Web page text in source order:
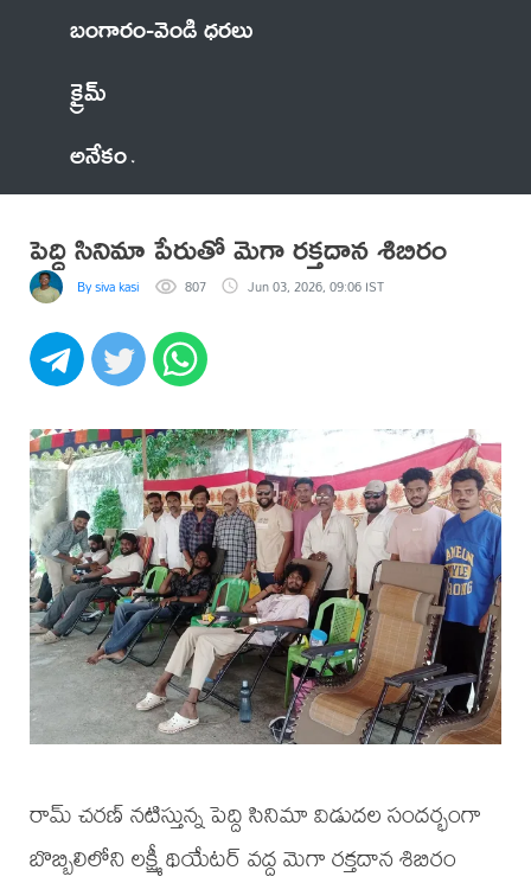
బంగారం-వెండి ధరలు
క్రైమ్
అనేకం
పెద్ది సినిమా పేరుతో మెగా రక్తదాన శిబిరం
By siva kasi 807 Jun 03, 2026, 09:06 IST
రామ్ చరణ్ నటిస్తున్న పెద్ది సినిమా విడుదల సందర్భంగా
బొబ్బిలిలోని లక్ష్మీ థియేటర్ వద్ద మెగా రక్తదాన శిబిరం